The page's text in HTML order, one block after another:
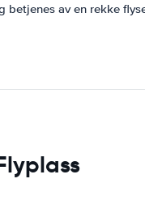
betjenes av en rekke